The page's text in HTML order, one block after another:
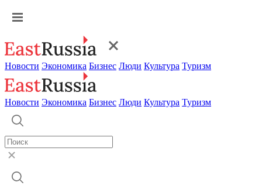
Новости Экономика Бизнес Люди Культура Туризм
Новости Экономика Бизнес Люди Культура Туризм